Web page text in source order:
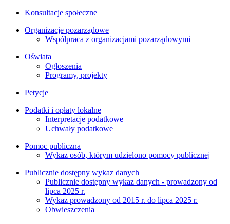
Konsultacje społeczne
Organizacje pozarządowe
Współpraca z organizacjami pozarządowymi
Oświata
Ogłoszenia
Programy, projekty
Petycje
Podatki i opłaty lokalne
Interpretacje podatkowe
Uchwały podatkowe
Pomoc publiczna
Wykaz osób, którym udzielono pomocy publicznej
Publicznie dostępny wykaz danych
Publicznie dostępny wykaz danych - prowadzony od
lipca 2025 r.
Wykaz prowadzony od 2015 r. do lipca 2025 r.
Obwieszczenia